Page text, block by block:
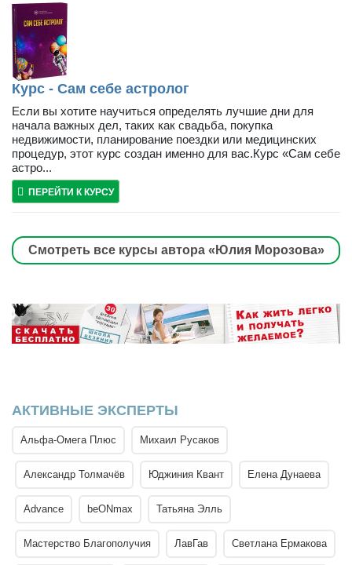
Курс - Сам себе астролог
Если вы хотите научиться определять лучшие дни для
начала важных дел, таких как свадьба, покупка
недвижимости, планирование поездки или медицинских
процедур, этот курс создан именно для вас.Курс «Сам себе
астро...
ПЕРЕЙТИ К КУРСУ
Смотреть все курсы автора «Юлия Морозова»
АКТИВНЫЕ ЭКСПЕРТЫ
Альфа-Омега Плюс Михаил Русаков
Александр Толмачёв Юджиния Квант Елена Дунаева
Advance beONmax Татьяна Элль
Мастерство Благополучия ЛавГав Светлана Ермакова